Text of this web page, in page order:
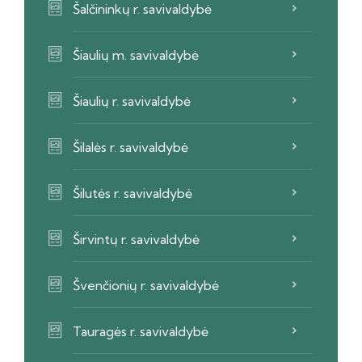
Šalčininkų r. savivaldybė
Šiaulių m. savivaldybė
Šiaulių r. savivaldybė
Šilalės r. savivaldybė
Šilutės r. savivaldybė
Širvintų r. savivaldybė
Švenčionių r. savivaldybė
Tauragės r. savivaldybė